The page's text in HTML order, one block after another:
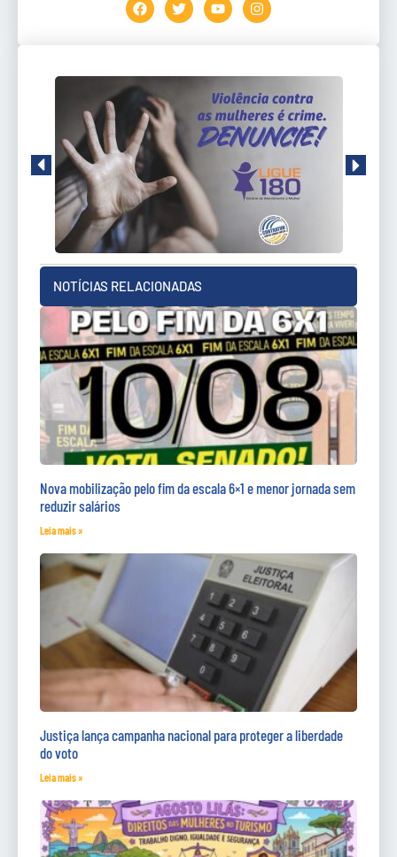
NOTÍCIAS RELACIONADAS
Nova mobilização pelo fim da escala 6×1 e menor jornada sem
reduzir salários
Leia mais »
Justiça lança campanha nacional para proteger a liberdade
do voto
Leia mais »